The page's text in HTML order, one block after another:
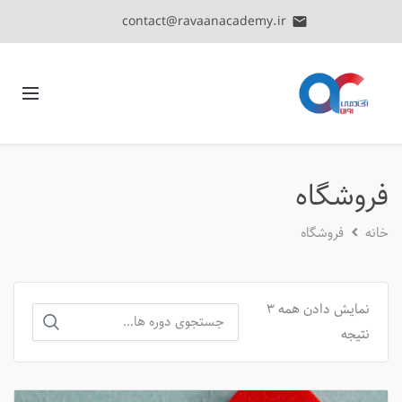
email
contact@ravaanacademy.ir
فروشگاه
خانه فروشگاه
نمایش دادن همه ۳
نتیجه
جستجو
برای
: